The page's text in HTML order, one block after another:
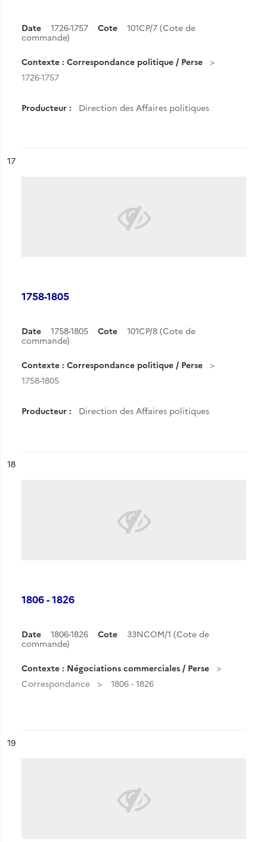
Date 1726-1757 Cote
101CP/7 (Cote de
commande)
Contexte : Correspondance politique / Perse
1726-1757
Producteur : Direction des Affaires politiques
n°
17
1758-1805
Date 1758-1805 Cote
101CP/8 (Cote de
commande)
Contexte : Correspondance politique / Perse
1758-1805
Producteur : Direction des Affaires politiques
n°
18
1806 - 1826
Date 1806-1826 Cote
33NCOM/1 (Cote de
commande)
Contexte : Négociations commerciales / Perse
Correspondance
1806 - 1826
n°
19